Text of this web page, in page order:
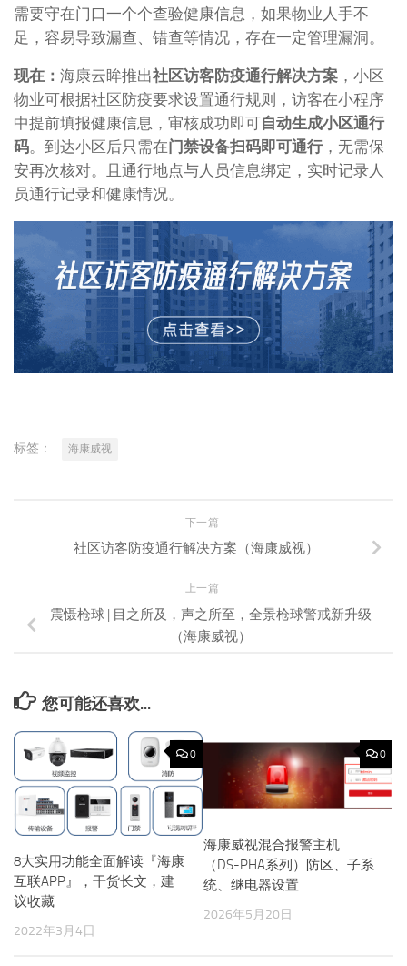
需要守在门口一个个查验健康信息，如果物业人手不
足，容易导致漏查、错查等情况，存在一定管理漏洞。
现在： 海康云眸推出社区访客防疫通行解决方案 ，小区
物业可根据社区防疫要求设置通行规则，访客在小程序
中提前填报健康信息，审核成功即可自动生成小区通行
码。到达小区后只需在门禁设备扫码即可通行，无需保
安再次核对。且通行地点与人员信息绑定，实时记录人
员通行记录和健康情况。
标签： 海康威视
下一篇
社区访客防疫通行解决方案（海康威视）
上一篇
震慑枪球 | 目之所及，声之所至，全景枪球警戒新升级
（海康威视）
您可能还喜欢...
0
8大实用功能全面解读『海康
互联APP』，干货长文，建
议收藏
2022年3月4日
0
海康威视混合报警主机
（DS-PHA系列）防区、子系
统、继电器设置
2026年5月20日